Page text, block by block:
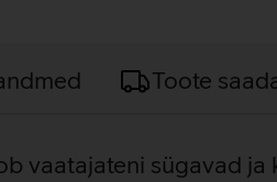
Toote
vaatajateni sügavad